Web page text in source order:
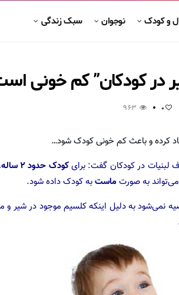
و کودک نوجوان سبک زندگی
در کودکان” کم خونی
0
963
کرده و باعث کم‌ خونی کودک شود…
لبنیات در کودکان گفت: برایکودک حدود ۲ ساله
به صورتماستبه کودک داده شود.
نمی‌شود به دلیل اینکه کلسیم موجود در شیر